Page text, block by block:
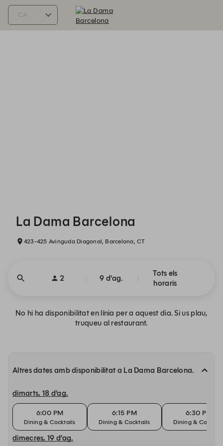
La Dama Barcelona
423-425 Avinguda Diagonal, Barcelona, CT
2 9 d’ag.
Tots els
horaris
No hi ha disponibilitat en línia per a aquest dia. Si us plau,
truqueu al restaurant.
Altres dates amb disponibilitat a La Dama Barcelona.
dimarts, 18 d’ag.
6:00 PM
Dining & Cocktails
6:15 PM
Dining & Cocktails
6:30 PM
Dining &
dimecres, 19 d’ag.